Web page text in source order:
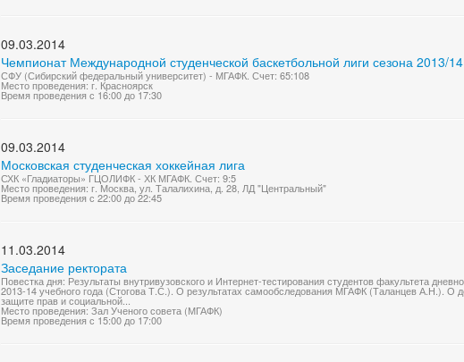
09.03.2014
Чемпионат Международной студенческой баскетбольной лиги сезона 2013/14
СФУ (Сибирский федеральный университет) - МГАФК. Счет: 65:108
Место проведения: г. Красноярск
Время проведения с 16:00 до 17:30
09.03.2014
Московская студенческая хоккейная лига
СХК «Гладиаторы» ГЦОЛИФК - ХК МГАФК. Счет: 9:5
Место проведения: г. Москва, ул. Талалихина, д. 28, ЛД "Центральный"
Время проведения с 22:00 до 22:45
11.03.2014
Заседание ректората
Повестка дня: Результаты внутривузовского и Интернет-тестирования студентов факультета
2013-14 учебного года (Стогова Т.С.). О результатах самообследования МГАФК (Таланцев А.Н.). О
защите прав и социальной...
Место проведения: Зал Ученого совета (МГАФК)
Время проведения с 15:00 до 17:00